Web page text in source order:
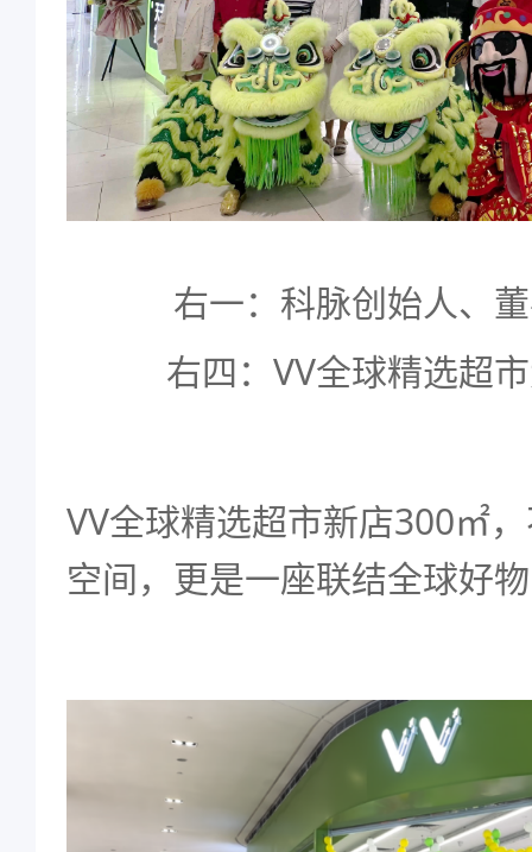
右一：科脉创始人、
右四：VV全球精选超
VV全球精选超市新店300㎡
空间，更是一座联结全球好